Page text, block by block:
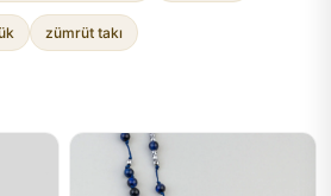
zümrüt takı